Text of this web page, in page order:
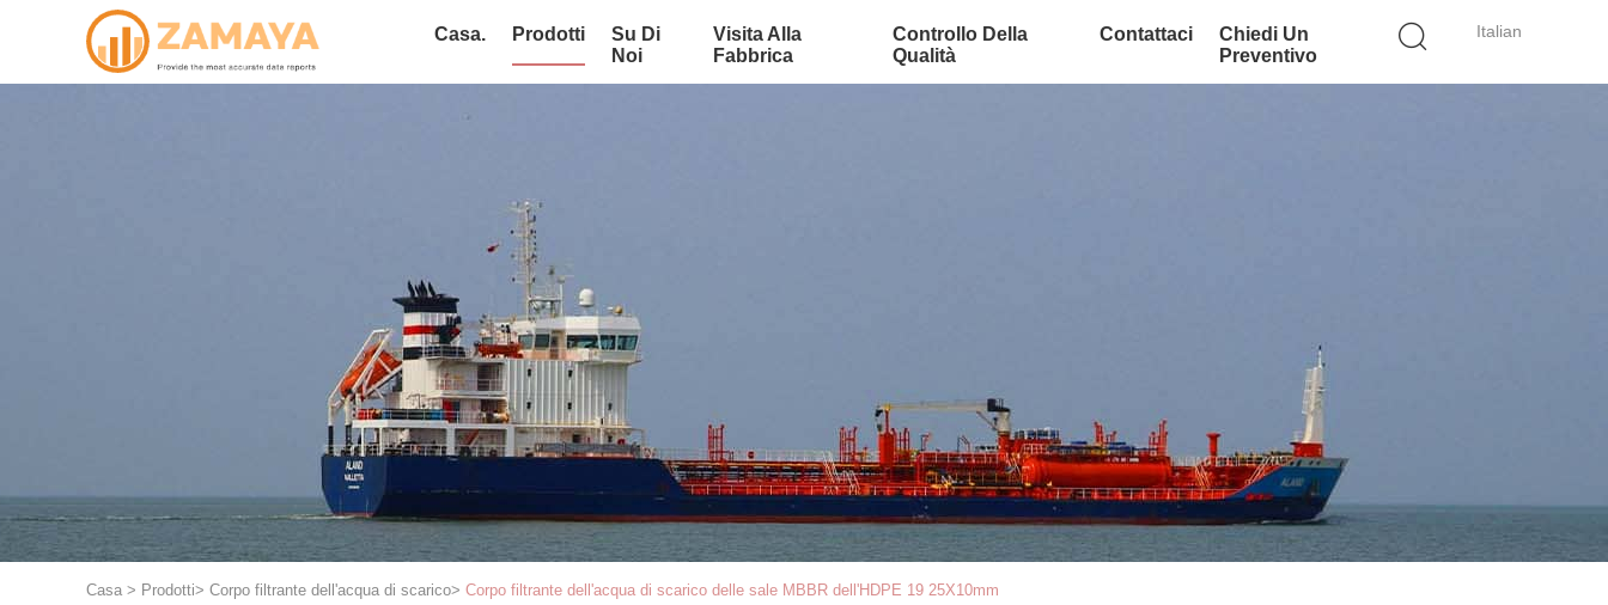
Italian
Casa. Prodotti
Su Di
Noi
Visita Alla
Fabbrica
Controllo Della
Qualità
Contattaci
Chiedi Un
Preventivo
Casa > Prodotti> Corpo filtrante dell'acqua di scarico> Corpo filtrante dell'acqua di scarico delle sale MBBR dell'HDPE 19 25X10mm